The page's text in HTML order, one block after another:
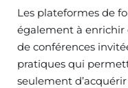
Les plateformes de
également à enrichir
de conférences
pratiques qui
seulement